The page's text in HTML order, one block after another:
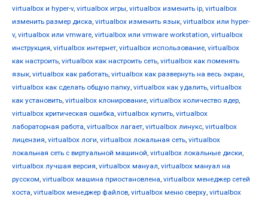
virtualbox и hyper-v, virtualbox игры, virtualbox изменить ip, virtualbox
изменить размер диска, virtualbox изменить язык, virtualbox или hyper-
v, virtualbox или vmware, virtualbox или vmware workstation, virtualbox
инструкция, virtualbox интернет, virtualbox использование, virtualbox
как настроить, virtualbox как настроить сеть, virtualbox как поменять
язык, virtualbox как работать, virtualbox как развернуть на весь экран,
virtualbox как сделать общую папку, virtualbox как удалить, virtualbox
как установить, virtualbox клонирование, virtualbox количество ядер,
virtualbox критическая ошибка, virtualbox купить, virtualbox
лабораторная работа, virtualbox лагает, virtualbox линукс, virtualbox
лицензия, virtualbox логи, virtualbox локальная сеть, virtualbox
локальная сеть с виртуальной машиной, virtualbox локальные диски,
virtualbox лучшая версия, virtualbox мануал, virtualbox мануал на
русском, virtualbox машина приостановлена, virtualbox менеджер сетей
хоста, virtualbox менеджер файлов, virtualbox меню сверху, virtualbox